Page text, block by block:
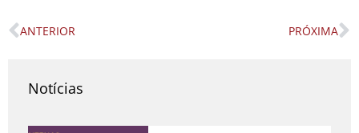
Prev
ANTERIOR PRÓXIMA
Notícias